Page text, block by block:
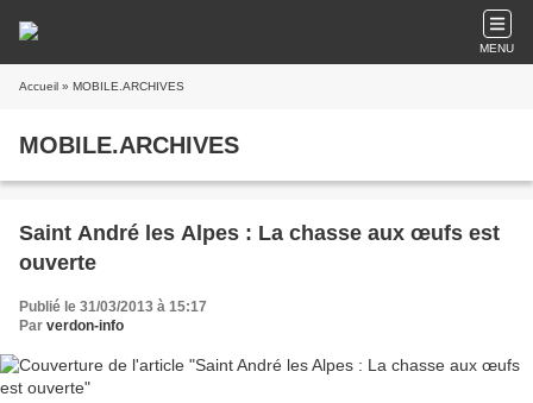
MENU
Accueil » MOBILE.ARCHIVES
MOBILE.ARCHIVES
Saint André les Alpes : La chasse aux œufs est
ouverte
Publié le 31/03/2013 à 15:17
Par verdon-info